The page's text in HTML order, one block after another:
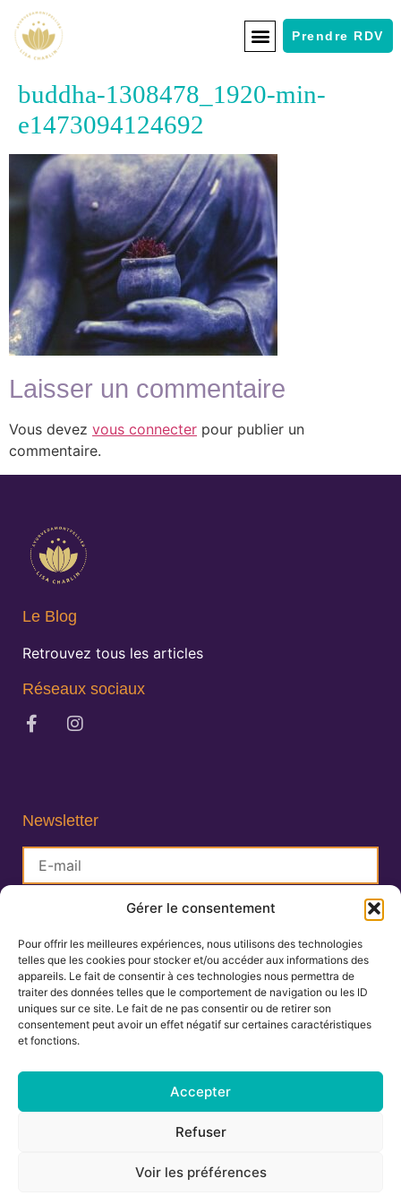
Gérer le consentement
Pour offrir les meilleures expériences, nous utilisons des technologies
telles que les cookies pour stocker et/ou accéder aux informations des
appareils. Le fait de consentir à ces technologies nous permettra de
traiter des données telles que le comportement de navigation ou les ID
uniques sur ce site. Le fait de ne pas consentir ou de retirer son
consentement peut avoir un effet négatif sur certaines caractéristiques
et fonctions.
Accepter
Refuser
Voir les préférences
Prendre RDV
buddha-1308478_1920-min-
e1473094124692
Laisser un commentaire
Vous devez vous connecter pour publier un
commentaire.
Le Blog
Retrouvez tous les articles
Réseaux sociaux
Newsletter
S'inscrire
Lisa Charlin
Praticienne en Ayurveda
06.67.27.25.19
138 avenue de la Royale, résidence les
Cigalines 34160 Castries